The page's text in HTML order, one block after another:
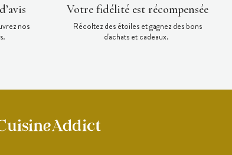
nos
Votre fidélité est récompensée
Récoltez des étoiles et gagnez des bons
d'achats et cadeaux.